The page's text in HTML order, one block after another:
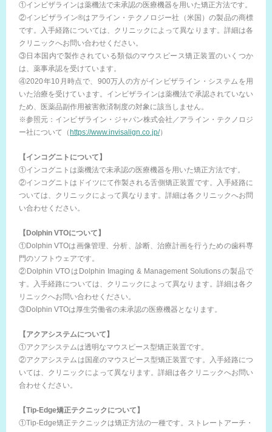
①インビザラインは薬機法で未承認の医療機器を用いた矯正方法です。
②インビザライン®はアライン・テクノロジー社（米国）の製品の商標
です。入手経路については、クリニックによって異なります。詳細は各
クリニックへお問い合わせください。
③日本国内で製作されている類似のマウスピース矯正装置のいくつか
は、薬事承認を受けています。
④2020年10月時点で、900万人の方がインビザライン・システムを用
いた治療を受けています。インビザラインは薬機法で承認されていない
ため、医薬品副作用被害救済制度の対象に該当しません。
※参照元：インビザライン・ジャパン株式会社／アライン・テクノロジ
ー社について（ https://www.invisalign.co.jp/）
【インコグニトについて】
①インコグニトは薬機法で未承認の医療機器を用いた矯正方法です。
②インコグニトはドイツにて作製される舌側矯正装置です。入手経路に
ついては、クリニックによって異なります。詳細は各クリニックへお問
い合わせください。
【Dolphin VTOについて】
①Dolphin VTOは画像管理、分析、診断、治療計画を行うための歯科専
門のソフトウェアです。
②Dolphin VTOはDolphin Imaging & Management Solutionsの製品で
す。入手経路については、クリニックによって異なります。詳細は各ク
リニックへお問い合わせください。
③Dolphin VTOは厚生労働省の未承認の医療機器となります。
【アクアシステムについて】
①アクアシステムは透明なマウスピース型矯正装置です。
②アクアシステムは国産のマウスピース型矯正装置です。入手経路につ
いては、クリニックによって異なります。詳細は各クリニックへお問い
合わせください。
【Tip-Edge矯正テクニックについて】
①Tip-Edge矯正テクニックは矯正方法の一種です。ストレートアーチ・